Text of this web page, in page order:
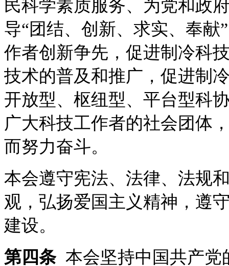
民科学素质服务、为党和政
导“团结、创新、求实、奉
作者创新争先，促进制冷科
技术的普及和推广，促进制
开放型、枢纽型、平台型科
广大科技工作者的社会团体
而努力奋斗。
本会遵守宪法、法律、法规
观，弘扬爱国主义精神，遵
建设。
第四条 本会坚持中国共产